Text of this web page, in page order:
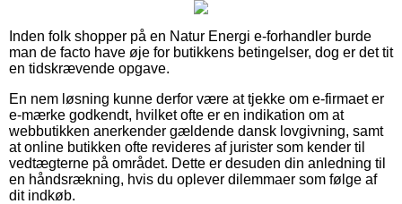
Inden folk shopper på en Natur Energi e-forhandler burde
man de facto have øje for butikkens betingelser, dog er det tit
en tidskrævende opgave.
En nem løsning kunne derfor være at tjekke om e-firmaet er
e-mærke godkendt, hvilket ofte er en indikation om at
webbutikken anerkender gældende dansk lovgivning, samt
at online butikken ofte revideres af jurister som kender til
vedtægterne på området. Dette er desuden din anledning til
en håndsrækning, hvis du oplever dilemmaer som følge af
dit indkøb.